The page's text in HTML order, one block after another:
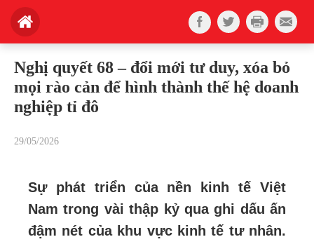
Nghị quyết 68 – đổi mới tư duy, xóa bỏ
mọi rào cản để hình thành thế hệ doanh
nghiệp tỉ đô
29/05/2026
Sự phát triển của nền kinh tế Việt
Nam trong vài thập kỷ qua ghi dấu ấn
đậm nét của khu vực kinh tế tư nhân.